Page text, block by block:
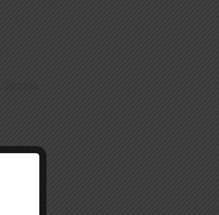
20/07/26